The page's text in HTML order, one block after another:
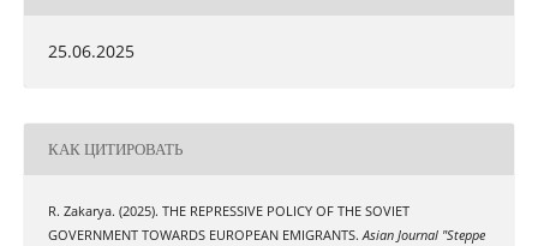
25.06.2025
КАК ЦИТИРОВАТЬ
R. Zakarya. (2025). THE REPRESSIVE POLICY OF THE SOVIET
GOVERNMENT TOWARDS EUROPEAN EMIGRANTS.Asian Journal "Steppe